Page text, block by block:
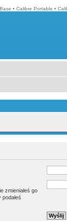
• Calibre Portable •
zmieniałeś go